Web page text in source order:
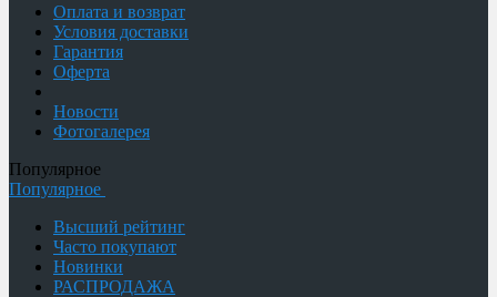
Оплата и возврат
Условия доставки
Гарантия
Оферта
Новости
Фотогалерея
Популярное
Популярное
Высший рейтинг
Часто покупают
Новинки
РАСПРОДАЖА